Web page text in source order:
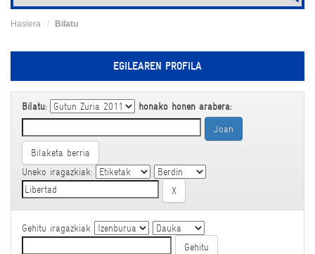
Hasiera Bilatu
EGILEAREN PROFILA
Bilatu: honako honen arabera:
Bilaketa berria
Uneko iragazkiak:
Gehitu iragazkiak